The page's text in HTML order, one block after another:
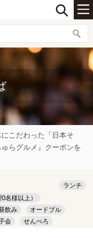
こだわった「日本そ
らグルメ』クーポンを
ランチ
名様以上）
飲み
オードブル
会
せんべろ